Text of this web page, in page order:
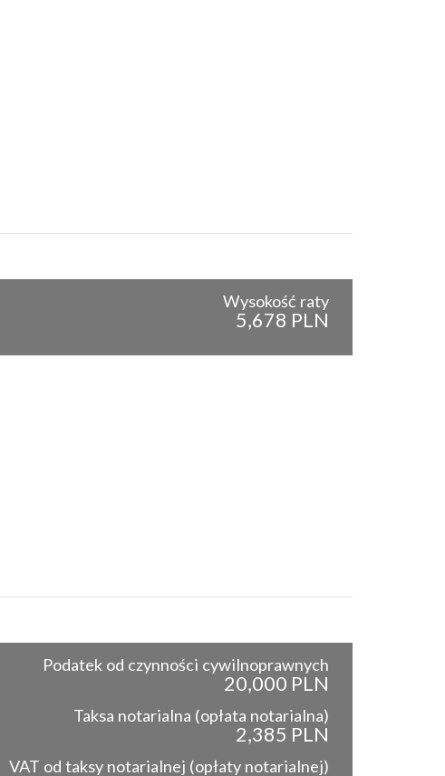
Wysokość raty
5,678 PLN
Podatek od czynności cywilnoprawnych
20,000 PLN
Taksa notarialna (opłata notarialna)
2,385 PLN
VAT od taksy notarialnej (opłaty notarialnej)